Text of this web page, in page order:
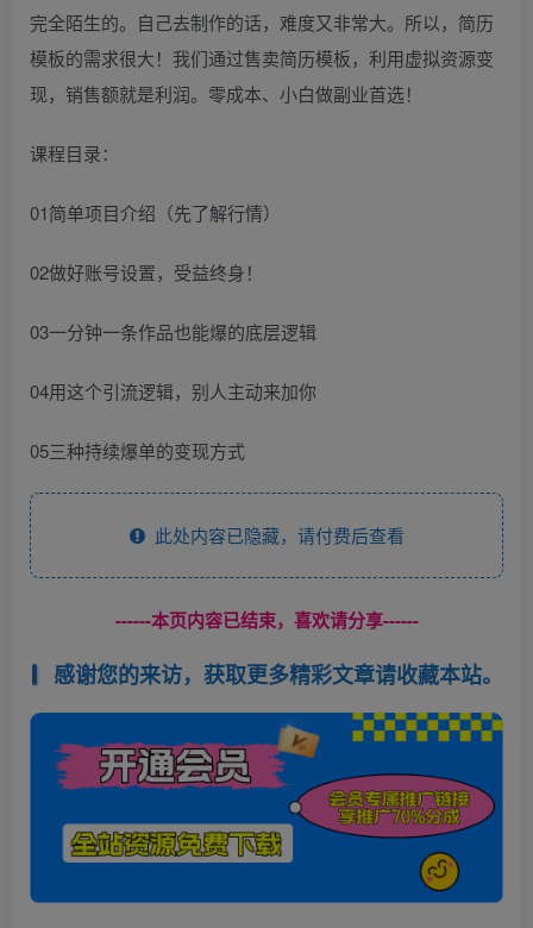
完全陌生的。自己去制作的话，难度又非常大。所以，简历
模板的需求很大！我们通过售卖简历模板，利用虚拟资源变
现，销售额就是利润。零成本、小白做副业首选！
课程目录：
01简单项目介绍（先了解行情）
02做好账号设置，受益终身！
03一分钟一条作品也能爆的底层逻辑
04用这个引流逻辑，别人主动来加你
05三种持续爆单的变现方式
此处内容已隐藏，请付费后查看
------本页内容已结束，喜欢请分享------
感谢您的来访，获取更多精彩文章请收藏本站。